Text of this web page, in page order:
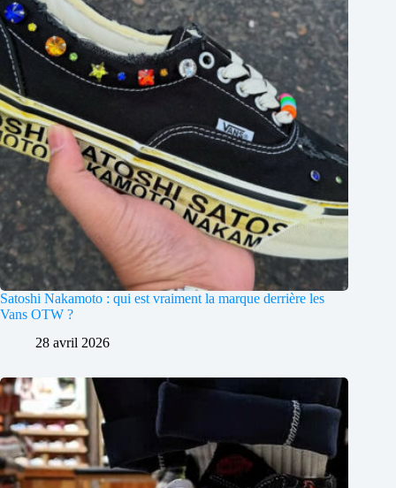
Satoshi Nakamoto : qui est vraiment la marque derrière les
Vans OTW ?
28 avril 2026